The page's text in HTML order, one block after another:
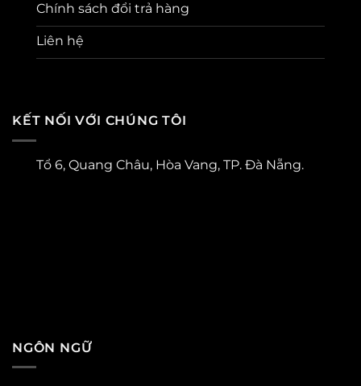
Chính sách đổi trả hàng
Liên hệ
KẾT NỐI VỚI CHÚNG TÔI
Tổ 6, Quang Châu, Hòa Vang, TP. Đà Nẵng.
NGÔN NGỮ